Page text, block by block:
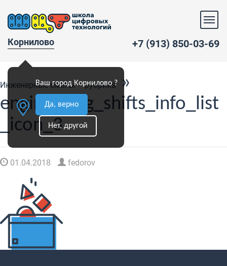
Корнилово
Ваш город Корнилово ?
Да, верно
Нет, другой
+7 (913) 850-03-69
Инженерные смены – рубрика»
engineering_shifts_info_list
_icon_3
01.04.2018 fedorov